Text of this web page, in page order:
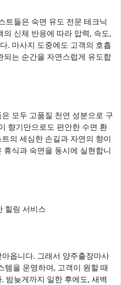
트들은 숙면 유도 전문 테크닉
신체 반응에 따라 압력, 속도,
. 마사지 도중에도 고객의 호흡
되는 순간을 자연스럽게 유도합
모두 고품질 천연 성분으로 구
향기만으로도 편안한 수면 환
의 세심한 손길과 자연의 향이
식과 숙면을 동시에 실현합니
힐링 서비스
옵니다. 그래서 양주출장마사
템을 운영하여, 고객이 원할 때
밤늦게까지 일한 후에도, 새벽